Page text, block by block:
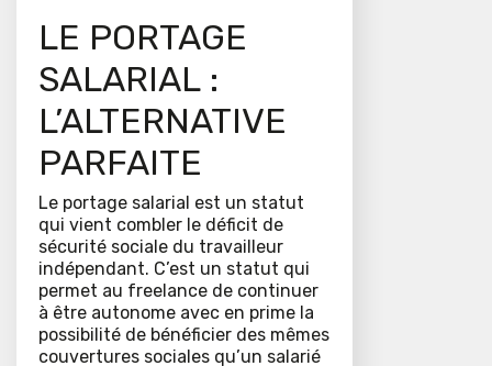
LE PORTAGE
SALARIAL :
L’ALTERNATIVE
PARFAITE
Le portage salarial est un statut
qui vient combler le déficit de
sécurité sociale du travailleur
indépendant. C’est un statut qui
permet au freelance de continuer
à être autonome avec en prime la
possibilité de bénéficier des mêmes
couvertures sociales qu’un salarié